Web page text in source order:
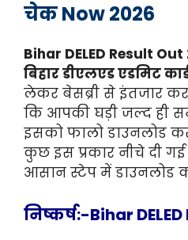
चेक Now 2026
Bihar DELED Result
बिहार डीएलएड एडमिट
लेकर बेसब्री से इंतजार
कि आपकी घड़ी जल्द ही
इसको फालो डाउनलोड
कुछ इस प्रकार नीचे दी
आसान स्टेप में
निष्कर्ष:-Bihar